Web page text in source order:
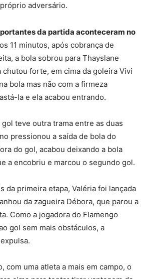
adversário.
da partida aconteceram no
11 minutos, após cobrança de
a bola sobrou para Thayslane
chutou forte, em cima da goleira Vivi
bola mas não com a firmeza
la e ela acabou entrando.
teve outra trama entre as duas
pressionou a saída de bola do
do gol, acabou deixando a bola
a encobriu e marcou o segundo gol.
da primeira etapa, Valéria foi lançada
da zagueira Débora, que parou a
Como a jogadora do Flamengo
gol sem mais obstáculos, a
com uma atleta a mais em campo, o